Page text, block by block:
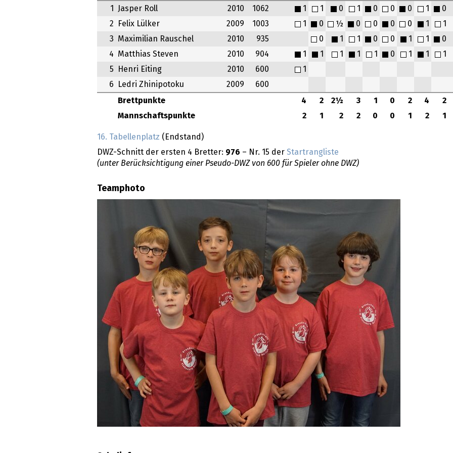
Brettpunkte 4 2 2½ 3 1 0 2 4 2
Mannschaftspunkte
2 1 2 2 0 0 1 2 1
1 Jasper Roll 2010 1062 1 1 0 1 0 0 0 1 0
2
Felix Lülker 2009 1003 1 0 ½ 0 0 0 0 1 1
3
Maximilian Rauschel 2010 935 0 1 1 0 0 1 1 0
4
Matthias Steven 2010 904 1 1 1 1 1 0 1 1 1
5
Henri Eiting 2010 600 1
6
Ledri Zhinipotoku 2009 600
16. Tabellenplatz (Endstand)
DWZ-Schnitt der ersten 4 Bretter: 976 – Nr. 15 der Startrangliste
(unter Berücksichtigung einer Pseudo-DWZ von 600 für Spieler ohne DWZ)
Teamphoto